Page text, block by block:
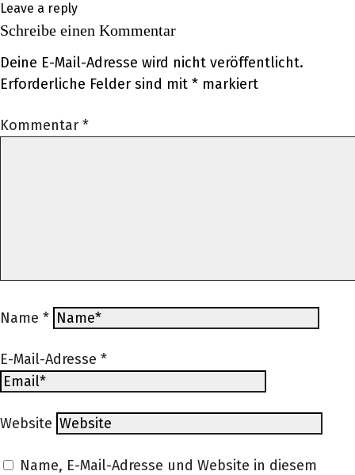
Leave a reply
Schreibe einen Kommentar
Deine E-Mail-Adresse wird nicht veröffentlicht.
Erforderliche Felder sind mit * markiert
Kommentar *
Name *
E-Mail-Adresse *
Website
Name, E-Mail-Adresse und Website in diesem